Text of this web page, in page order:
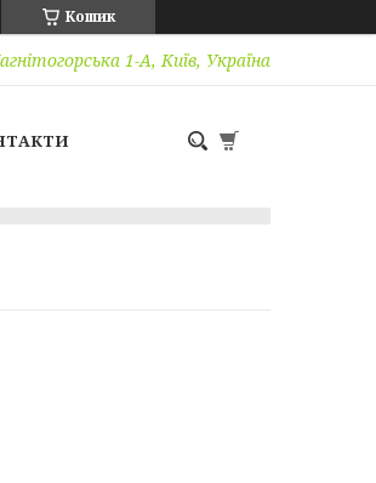
Кошик
1-А, Київ, Україна